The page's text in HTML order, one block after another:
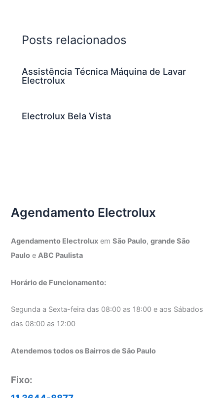
Posts relacionados
Assistência Técnica Máquina de Lavar
Electrolux
Electrolux Bela Vista
Agendamento Electrolux
Agendamento Electrolux emSão Paulo,grande São
Paulo eABC Paulista
Horário de Funcionamento:
Segunda a Sexta-feira das 08:00 as 18:00 e aos Sábados
das 08:00 as 12:00
Atendemos todos os Bairros de São Paulo
Fixo: